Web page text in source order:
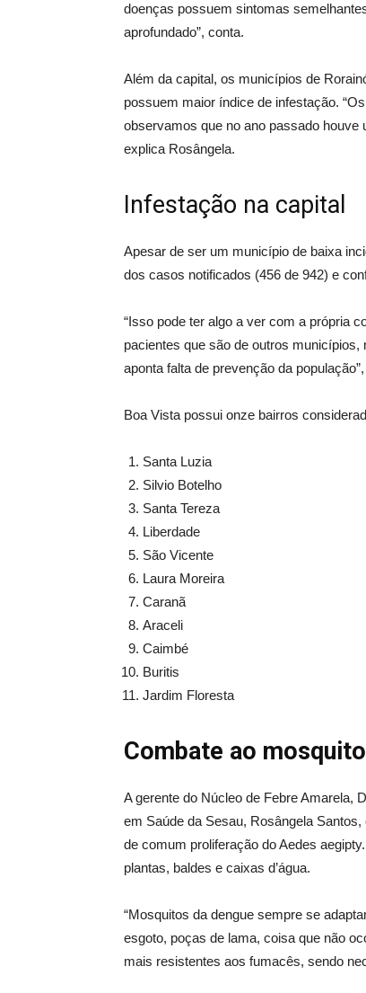
doenças possuem sintomas
aprofundado”, conta.
Além da capital, os municípios de
possuem maior índice de infestação.
observamos que no ano passado houve
explica Rosângela.
Infestação na capital
Apesar de ser um município de baixa
dos casos notificados (456 de 942) e
“Isso pode ter algo a ver com a própria
pacientes que são de outros
aponta falta de prevenção da
Boa Vista possui onze bairros
Santa Luzia
Silvio Botelho
Santa Tereza
Liberdade
São Vicente
Laura Moreira
Caranã
Araceli
Caimbé
Buritis
Jardim Floresta
Combate ao mosquito
A gerente do Núcleo de Febre Amarela,
em Saúde da Sesau, Rosângela
de comum proliferação do Aedes
plantas, baldes e caixas d’água.
“Mosquitos da dengue sempre se
esgoto, poças de lama, coisa que não
mais resistentes aos fumacês, sendo